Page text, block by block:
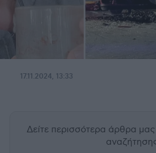
17.11.2024, 13:33
Δείτε περισσότερα άρθρα μας